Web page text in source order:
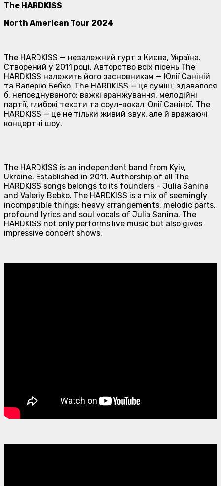
The HARDKISS
North American Tour 2024
The HARDKISS — незалежний гурт з Києва, Україна.
Створений у 2011 році. Авторство всіх пісень The
HARDKISS належить його засновникам — Юлії Саніній
та Валерію Бебко. The HARDKISS — це суміш, здавалося
б, непоєднуваного: важкі аранжування, мелодійні
партії, глибокі тексти та соул-вокал Юлії Саніної. The
HARDKISS — це не тільки живий звук, але й вражаючі
концертні шоу.
The HARDKISS is an independent band from Kyiv,
Ukraine. Established in 2011. Authorship of all The
HARDKISS songs belongs to its founders – Julia Sanina
and Valeriy Bebko. The HARDKISS is a mix of seemingly
incompatible things: heavy arrangements, melodic parts,
profound lyrics and soul vocals of Julia Sanina. The
HARDKISS not only performs live music but also gives
impressive concert shows.